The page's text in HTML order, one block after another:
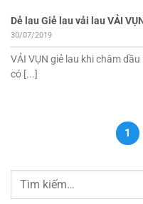
Dẻ lau Giẻ lau vải lau VẢI
30/07/2019
VẢI VỤN giẻ lau khi châm
có [...]
1